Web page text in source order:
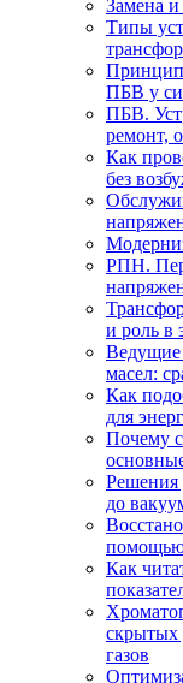
Замена
Типы
Принцип
ПБВ у
ПБВ.
ремонт,
Как
без
РПН.
и роль в
Ведущие
масел:
Как
для
Почему
Решения
до
Как
скрытых
газов